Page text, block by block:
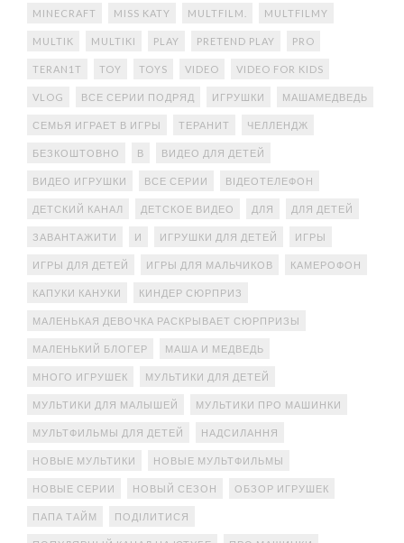
MINECRAFT MISS KATY MULTFILM. MULTFILMY
MULTIK MULTIKI PLAY PRETEND PLAY PRO
TERAN1T TOY TOYS VIDEO VIDEO FOR KIDS
VLOG ВСЕ СЕРИИ ПОДРЯД ИГРУШКИ МАШАМЕДВЕДЬ
СЕМЬЯ ИГРАЕТ В ИГРЫ ТЕРАНИТ ЧЕЛЛЕНДЖ
БЕЗКОШТОВНО В ВИДЕО ДЛЯ ДЕТЕЙ
ВИДЕО ИГРУШКИ ВСЕ СЕРИИ ВІДЕОТЕЛЕФОН
ДЕТСКИЙ КАНАЛ ДЕТСКОЕ ВИДЕО ДЛЯ ДЛЯ ДЕТЕЙ
ЗАВАНТАЖИТИ И ИГРУШКИ ДЛЯ ДЕТЕЙ ИГРЫ
ИГРЫ ДЛЯ ДЕТЕЙ ИГРЫ ДЛЯ МАЛЬЧИКОВ КАМЕРОФОН
КАПУКИ КАНУКИ КИНДЕР СЮРПРИЗ
МАЛЕНЬКАЯ ДЕВОЧКА РАСКРЫВАЕТ СЮРПРИЗЫ
МАЛЕНЬКИЙ БЛОГЕР МАША И МЕДВЕДЬ
МНОГО ИГРУШЕК МУЛЬТИКИ ДЛЯ ДЕТЕЙ
МУЛЬТИКИ ДЛЯ МАЛЫШЕЙ МУЛЬТИКИ ПРО МАШИНКИ
МУЛЬТФИЛЬМЫ ДЛЯ ДЕТЕЙ НАДСИЛАННЯ
НОВЫЕ МУЛЬТИКИ НОВЫЕ МУЛЬТФИЛЬМЫ
НОВЫЕ СЕРИИ НОВЫЙ СЕЗОН ОБЗОР ИГРУШЕК
ПАПА ТАЙМ ПОДІЛИТИСЯ